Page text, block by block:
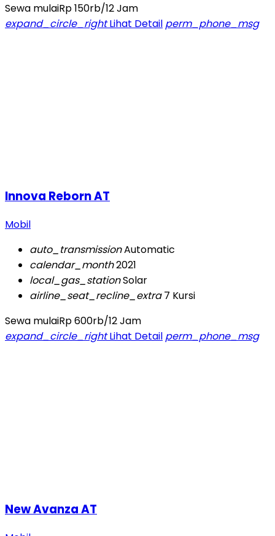
Sewa mulaiRp 150rb/12 Jam
expand_circle_rightLihat Detail perm_phone_msg
Innova Reborn AT
Mobil
auto_transmissionAutomatic
calendar_month2021
local_gas_stationSolar
airline_seat_recline_extra7 Kursi
Sewa mulaiRp 600rb/12 Jam
expand_circle_rightLihat Detail perm_phone_msg
New Avanza AT